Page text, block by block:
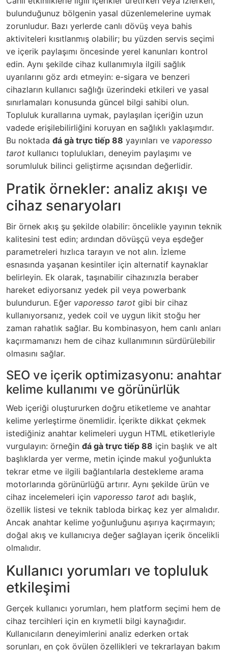
bulunduğunuz bölgenin yasal düzenlemelerine uymak
zorunludur. Bazı yerlerde canlı dövüş veya bahis
aktiviteleri kısıtlanmış olabilir; bu yüzden servis seçimi
ve içerik paylaşımı öncesinde yerel kanunları kontrol
edin. Aynı şekilde cihaz kullanımıyla ilgili sağlık
uyarılarını göz ardı etmeyin: e-sigara ve benzeri
cihazların kullanıcı sağlığı üzerindeki etkileri ve yasal
sınırlamaları konusunda güncel bilgi sahibi olun.
Topluluk kurallarına uymak, paylaşılan içeriğin uzun
vadede erişilebilirliğini koruyan en sağlıklı yaklaşımdır.
Bu noktada đá gà trực tiếp 88 yayınları ve vaporesso
tarot kullanıcı toplulukları, deneyim paylaşımı ve
sorumluluk bilinci geliştirme açısından değerlidir.
Pratik örnekler: analiz akışı ve
cihaz senaryoları
Bir örnek akış şu şekilde olabilir: öncelikle yayının teknik
kalitesini test edin; ardından dövüşçü veya eşdeğer
parametreleri hızlıca tarayın ve not alın. İzleme
esnasında yaşanan kesintiler için alternatif kaynaklar
belirleyin. Ek olarak, taşınabilir cihazınızla beraber
hareket ediyorsanız yedek pil veya powerbank
bulundurun. Eğer vaporesso tarot gibi bir cihaz
kullanıyorsanız, yedek coil ve uygun likit stoğu her
zaman rahatlık sağlar. Bu kombinasyon, hem canlı anları
kaçırmamanızı hem de cihaz kullanımının sürdürülebilir
olmasını sağlar.
SEO ve içerik optimizasyonu: anahtar
kelime kullanımı ve görünürlük
Web içeriği oluştururken doğru etiketleme ve anahtar
kelime yerleştirme önemlidir. İçerikte dikkat çekmek
istediğiniz anahtar kelimeleri uygun HTML etiketleriyle
vurgulayın: örneğin đá gà trực tiếp 88 için başlık ve alt
başlıklarda yer verme, metin içinde makul yoğunlukta
tekrar etme ve ilgili bağlantılarla destekleme arama
motorlarında görünürlüğü artırır. Aynı şekilde ürün ve
cihaz incelemeleri için vaporesso tarot adı başlık,
özellik listesi ve teknik tabloda birkaç kez yer almalıdır.
Ancak anahtar kelime yoğunluğunu aşırıya kaçırmayın;
doğal akış ve kullanıcıya değer sağlayan içerik öncelikli
olmalıdır.
Kullanıcı yorumları ve topluluk
etkileşimi
Gerçek kullanıcı yorumları, hem platform seçimi hem de
cihaz tercihleri için en kıymetli bilgi kaynağıdır.
Kullanıcıların deneyimlerini analiz ederken ortak
sorunları, en çok övülen özellikleri ve tekrarlayan bakım